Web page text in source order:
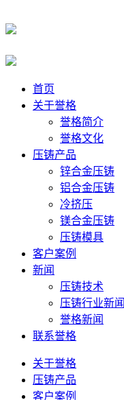
首页
关于誉格
誉格简介
誉格文化
压铸产品
锌合金压铸
铝合金压铸
冷挤压
镁合金压铸
压铸模具
客户案例
新闻
压铸技术
压铸行业新闻
誉格新闻
联系誉格
关于誉格
压铸产品
客户案例